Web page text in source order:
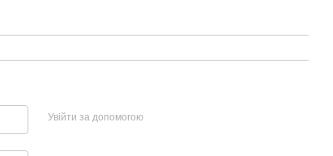
Увійти за допомогою